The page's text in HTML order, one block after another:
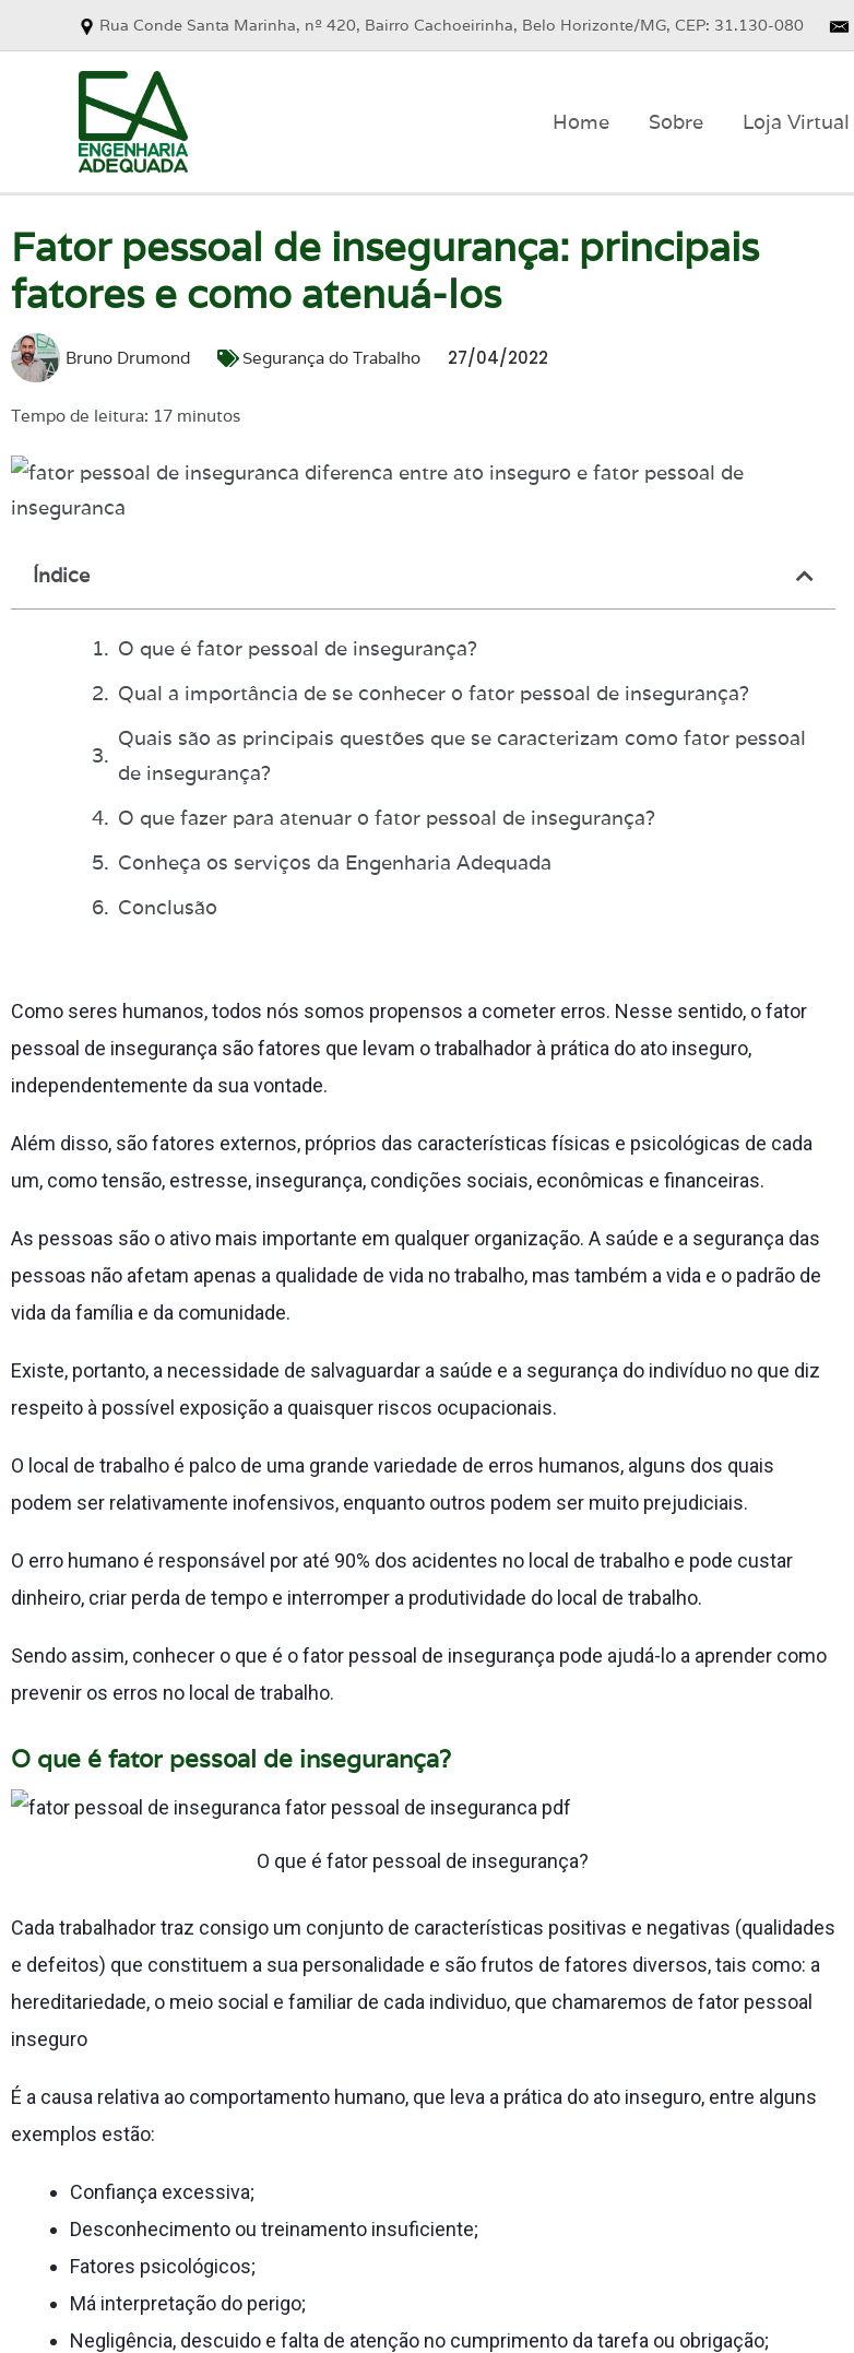
Rua Conde Santa Marinha, nº 420, Bairro Cachoeirinha, Belo Horizonte/MG, CEP: 31.130-080
Home Sobre Loja Virtual
Fator pessoal de insegurança: principais
fatores e como atenuá-los
Bruno Drumond Segurança do Trabalho 27/04/2022
Tempo de leitura: 17 minutos
Índice
O que é fator pessoal de insegurança?
Qual a importância de se conhecer o fator pessoal de insegurança?
Quais são as principais questões que se caracterizam como fator pessoal
de insegurança?
O que fazer para atenuar o fator pessoal de insegurança?
Conheça os serviços da Engenharia Adequada
Conclusão
Como seres humanos, todos nós somos propensos a cometer erros. Nesse sentido, o fator
pessoal de insegurança são fatores que levam o trabalhador à prática do ato inseguro,
independentemente da sua vontade.
Além disso, são fatores externos, próprios das características físicas e psicológicas de cada
um, como tensão, estresse, insegurança, condições sociais, econômicas e financeiras.
As pessoas são o ativo mais importante em qualquer organização. A saúde e a segurança das
pessoas não afetam apenas a qualidade de vida no trabalho, mas também a vida e o padrão de
vida da família e da comunidade.
Existe, portanto, a necessidade de salvaguardar a saúde e a segurança do indivíduo no que diz
respeito à possível exposição a quaisquer riscos ocupacionais.
O local de trabalho é palco de uma grande variedade de erros humanos, alguns dos quais
podem ser relativamente inofensivos, enquanto outros podem ser muito prejudiciais.
O erro humano é responsável por até 90% dos acidentes no local de trabalho e pode custar
dinheiro, criar perda de tempo e interromper a produtividade do local de trabalho.
Sendo assim, conhecer o que é o fator pessoal de insegurança pode ajudá-lo a aprender como
prevenir os erros no local de trabalho.
O que é fator pessoal de insegurança?
O que é fator pessoal de insegurança?
Cada trabalhador traz consigo um conjunto de características positivas e negativas (qualidades
e defeitos) que constituem a sua personalidade e são frutos de fatores diversos, tais como: a
hereditariedade, o meio social e familiar de cada individuo, que chamaremos de fator pessoal
inseguro
É a causa relativa ao comportamento humano, que leva a prática do ato inseguro, entre alguns
exemplos estão:
Confiança excessiva;
Desconhecimento ou treinamento insuficiente;
Fatores psicológicos;
Má interpretação do perigo;
Negligência, descuido e falta de atenção no cumprimento da tarefa ou obrigação;